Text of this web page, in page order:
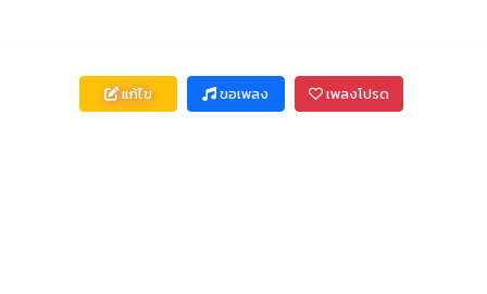
แก้ไข ขอเพลง เพลงโปรด